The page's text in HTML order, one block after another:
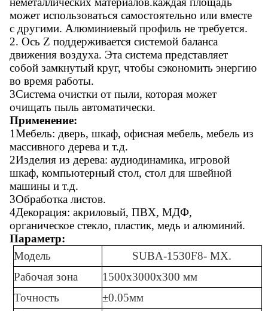
может использоваться самостоятельно или вместе
с другими. Алюминиевый профиль не требуется.
2. Ось Z поддерживается системой баланса
движения воздуха. Эта система представляет
собой замкнутый круг, чтобы сэкономить энергию
во время работы.
3Система очистки от пыли, которая может
очищать пыль автоматически.
Применение:
1Мебель: дверь, шкаф, офисная мебель, мебель из
массивного дерева и т.д.
2Изделия из дерева: аудиодинамика, игровой
шкаф, компьютерный стол, стол для швейной
машины и т.д.
3Обработка листов.
4Декорация: акриловый, ПВХ, МДФ,
органическое стекло, пластик, медь и алюминий.
Параметр:
Модель
SUBA-1530F8- MX.
Рабочая зона
1500х3000х300 мм
Точность
±0.05мм